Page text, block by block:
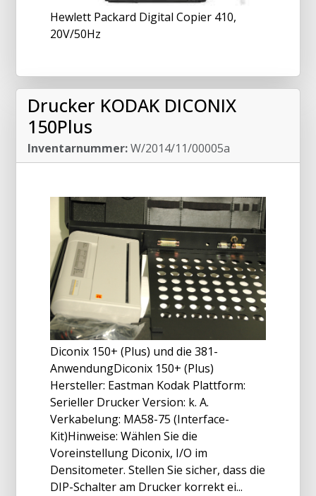
Hewlett Packard Digital Copier 410,
20V/50Hz
Drucker KODAK DICONIX
150Plus
Inventarnummer:W/2014/11/00005a
Diconix 150+ (Plus) und die 381-
AnwendungDiconix 150+ (Plus)
Hersteller: Eastman Kodak Plattform:
Serieller Drucker Version: k. A.
Verkabelung: MA58-75 (Interface-
Kit)Hinweise: Wählen Sie die
Voreinstellung Diconix, I/O im
Densitometer. Stellen Sie sicher, dass die
DIP-Schalter am Drucker korrekt ei...